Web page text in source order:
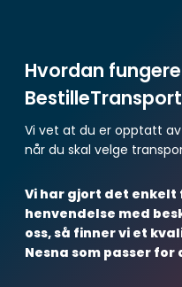
Hvordan
Vi vet at du er opptatt
når du skal velge
Vi har gjort det enkelt
henvendelse med
oss, så finner vi et
Nesna som passer for